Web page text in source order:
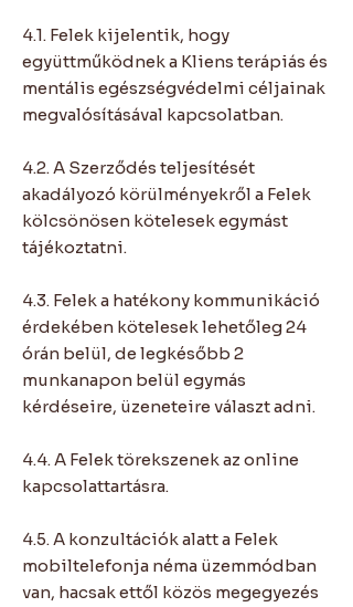
4.1. Felek kijelentik, hogy
együttműködnek a Kliens terápiás és
mentális egészségvédelmi céljainak
megvalósításával kapcsolatban.
4.2. A Szerződés teljesítését
akadályozó körülményekről a Felek
kölcsönösen kötelesek egymást
tájékoztatni.
4.3. Felek a hatékony kommunikáció
érdekében kötelesek lehetőleg 24
órán belül, de legkésőbb 2
munkanapon belül egymás
kérdéseire, üzeneteire választ adni.
4.4. A Felek törekszenek az online
kapcsolattartásra.
4.5. A konzultációk alatt a Felek
mobiltelefonja néma üzemmódban
van, hacsak ettől közös megegyezés